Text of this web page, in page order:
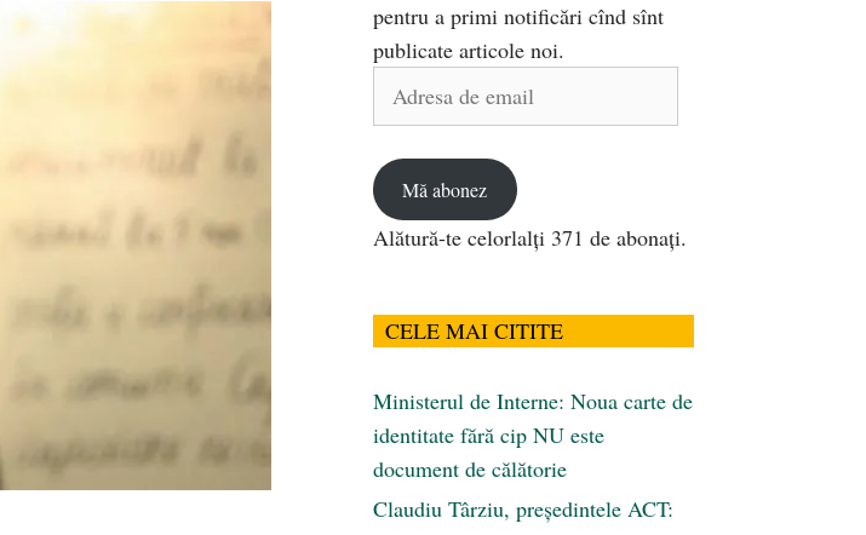
pentru a primi notificări cînd sînt
publicate articole noi.
Adresa
Mă abonez
Alătură-te celorlalți 371 de abonați.
CELE MAI CITITE
Ministerul de Interne: Noua carte de
identitate fără cip NU este
document de călătorie
Claudiu Târziu, președintele ACT: